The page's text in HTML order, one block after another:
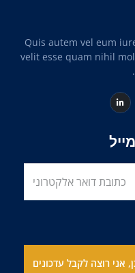
Quis autem vel eum
velit esse quam nihil